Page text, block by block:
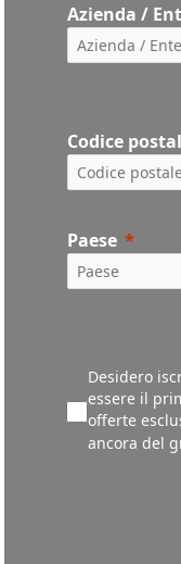
Azienda /
Codice
Paese
Desidero
essere il
offerte
ancora del